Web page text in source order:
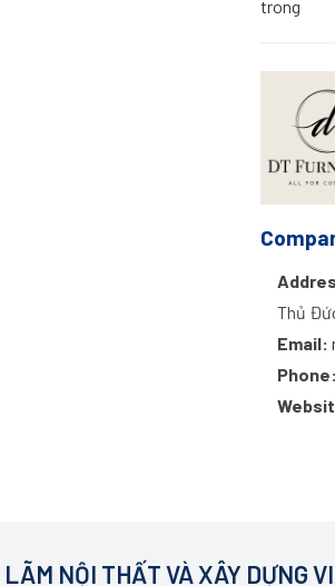
trong
Thủ
Email:
Phone:
NỘI THẤT VÀ XÂY DỰNG